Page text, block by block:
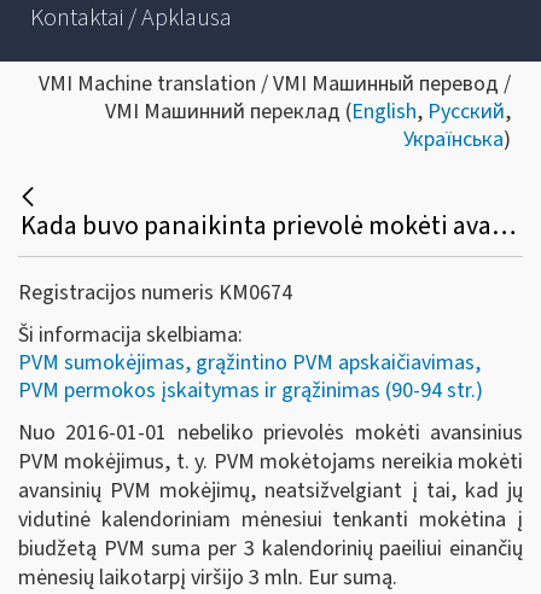
Kontaktai / Apklausa
VMI Machine translation / VMI Машинный перевод /
VMI Машинний переклад (English, Русский,
Українська)
Kada buvo panaikinta prievolė mokėti avansinius PVM mokėjimus?
Registracijos numeris KM0674
Ši informacija skelbiama:
PVM sumokėjimas, grąžintino PVM apskaičiavimas,
PVM permokos įskaitymas ir grąžinimas (90-94 str.)
Nuo 2016-01-01 nebeliko prievolės mokėti avansinius
PVM mokėjimus, t. y. PVM mokėtojams nereikia mokėti
avansinių PVM mokėjimų, neatsižvelgiant į tai, kad jų
vidutinė kalendoriniam mėnesiui tenkanti mokėtina į
biudžetą PVM suma per 3 kalendorinių paeiliui einančių
mėnesių laikotarpį viršijo 3 mln. Eur sumą.